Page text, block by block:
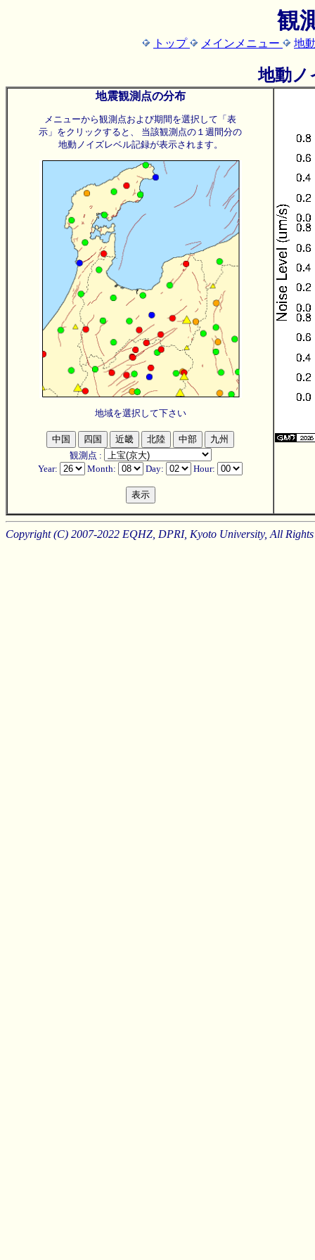
観
トップ メインメニュー 地
地動ノ
地震観測点の分布
メニューから観測点および期間を選択して「表
示」をクリックすると、 当該観測点の１週間分の
地動ノイズレベル記録が表示されます。
地域を選択して下さい
観測点 :
Year:
Month: Day: Hour:
Copyright (C) 2007-2022 EQHZ, DPRI, Kyoto University, All Rights